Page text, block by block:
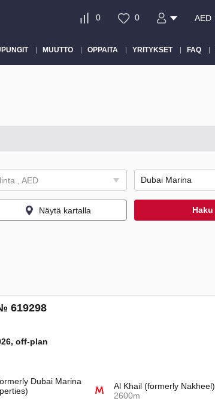
0 0 AED
MUUTTO OPPAITA YRITYKSET FAQ
, AED
Näytä kartalla Haku
619298
off-plan
Dubai Marina
Al Khail (formerly Nakheel)
2600m